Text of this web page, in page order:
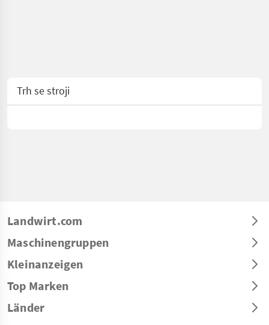
Trh se stroji
Landwirt.com
Maschinengruppen
Kleinanzeigen
Top Marken
Länder